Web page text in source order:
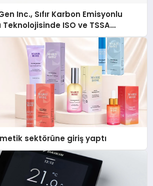
Inc., Sıfır Karbon Emisyonlu
ISO ve TSSA
Aldı
sektörüne giriş yaptı